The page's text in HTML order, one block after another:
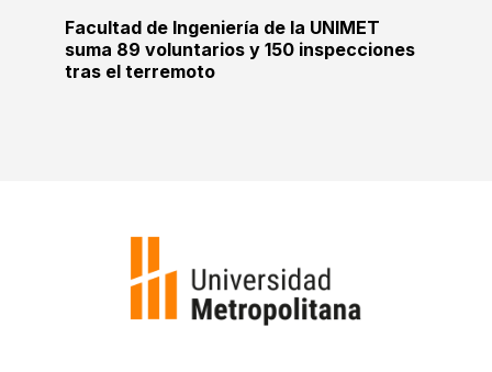
Facultad de Ingeniería de la UNIMET
suma 89 voluntarios y 150 inspecciones
tras el terremoto